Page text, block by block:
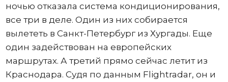
ночью отказала система кондиционирования,
все три в деле. Один из них собирается
вылететь в Санкт-Петербург из Хургады. Еще
один задействован на европейских
маршрутах. А третий прямо сейчас летит из
Краснодара. Судя по данным Flightradar, он и